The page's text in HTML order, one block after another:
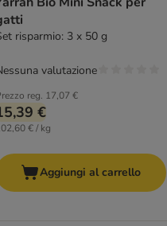
risparmio: 3 x 50 g
reg. 17,07 €
€
€ / kg
valutazione
Aggiungi al carrello